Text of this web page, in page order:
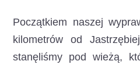
Początkiem naszej
kilometrów od
stanęliśmy pod wieżą,